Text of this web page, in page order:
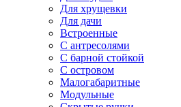
Для хрущевки
Для дачи
Встроенные
С антресолями
С барной стойкой
С островом
Малогабаритные
Модульные